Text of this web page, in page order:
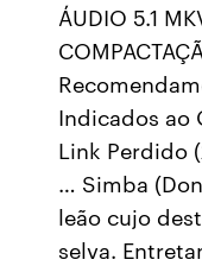
ÁUDIO 5.1
Indicados ao
Link Perdido
… Simba
leão cujo
selva.